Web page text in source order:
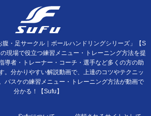
・足サークル｜ボールハンドリングシリーズ」【S
現場で役立つ練習メニュー・トレーニング方法を提
導者・トレーナー・コーチ・選手など多くの方の助
。分かりやすい解説動画で、上達のコツやテクニッ
バスケの練習メニュー・トレーニング方法が動画で
分かる！【Sufu】